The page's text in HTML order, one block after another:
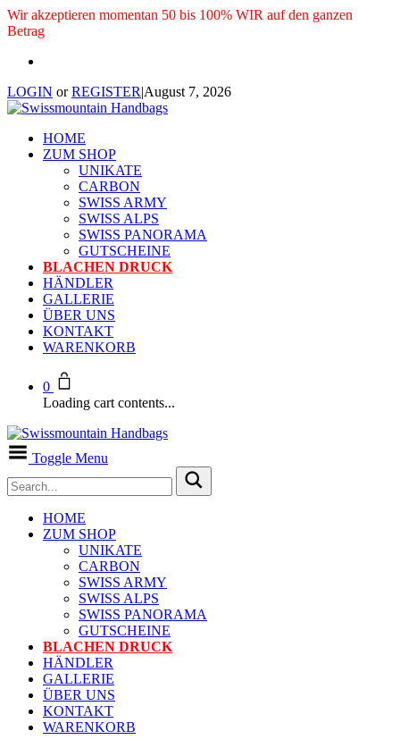
Wir akzeptieren momentan 50 bis 100% WIR auf den ganzen
Betrag
LOGIN orREGISTER|August 7, 2026
HOME
ZUM SHOP
UNIKATE
CARBON
SWISS ARMY
SWISS ALPS
SWISS PANORAMA
GUTSCHEINE
BLACHEN DRUCK
HÄNDLER
GALLERIE
ÜBER UNS
KONTAKT
WARENKORB
0
Loading cart contents...
Toggle Menu
HOME
ZUM SHOP
UNIKATE
CARBON
SWISS ARMY
SWISS ALPS
SWISS PANORAMA
GUTSCHEINE
BLACHEN DRUCK
HÄNDLER
GALLERIE
ÜBER UNS
KONTAKT
WARENKORB